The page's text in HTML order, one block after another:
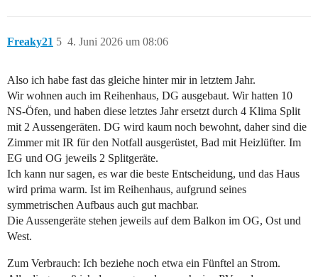
Freaky21 4. Juni 2026 um 08:06
5
Also ich habe fast das gleiche hinter mir in letztem Jahr.
Wir wohnen auch im Reihenhaus, DG ausgebaut. Wir hatten 10
NS-Öfen, und haben diese letztes Jahr ersetzt durch 4 Klima Split
mit 2 Aussengeräten. DG wird kaum noch bewohnt, daher sind die
Zimmer mit IR für den Notfall ausgerüstet, Bad mit Heizlüfter. Im
EG und OG jeweils 2 Splitgeräte.
Ich kann nur sagen, es war die beste Entscheidung, und das Haus
wird prima warm. Ist im Reihenhaus, aufgrund seines
symmetrischen Aufbaus auch gut machbar.
Die Aussengeräte stehen jeweils auf dem Balkon im OG, Ost und
West.
Zum Verbrauch: Ich beziehe noch etwa ein Fünftel an Strom.